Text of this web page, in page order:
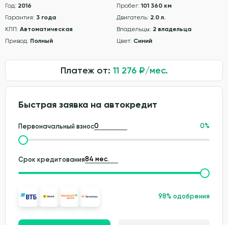
Год: 2016 Пробег: 101 360 км
Гарантия: 3 года Двигатель: 2.0 л.
КПП: Автоматическая Владельцы: 2 владельца
Привод: Полный Цвет: Синий
Платеж от: 11 276₽/мес.
Быстрая заявка на автокредит
Первоначальный взнос 0%
Срок кредитования
98% одобрения